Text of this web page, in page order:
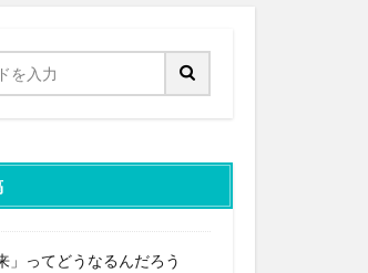
」ってどうなるんだろう